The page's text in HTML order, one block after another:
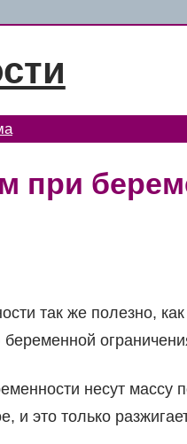
при
так же полезно,
несут
и это только